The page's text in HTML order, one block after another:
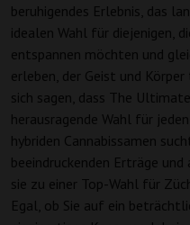
beruhigendes Erlebnis, das
idealen Wahl für diejenigen,
entspannen möchten und
erleben, der Geist und
sich sagen, dass The
herausragende Wahl für
hybriden Cannabissamen
beeindruckenden Erträge
sie zu einer Top-Wahl für
Egal, ob Sie auf ein